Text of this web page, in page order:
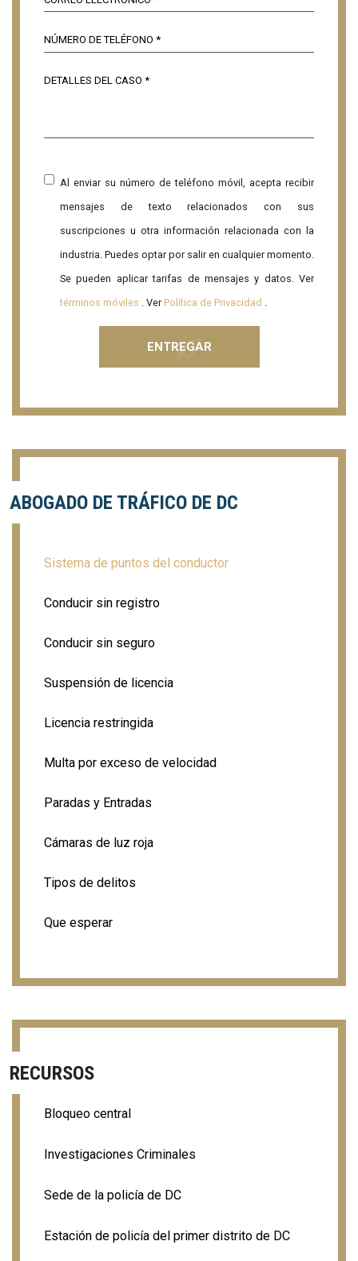
Al enviar su número de teléfono móvil, acepta recibir
mensajes de texto relacionados con sus
suscripciones u otra información relacionada con la
industria. Puedes optar por salir en cualquier momento.
Se pueden aplicar tarifas de mensajes y datos. Ver
términos móviles . VerPolítica de Privacidad .
ABOGADO DE TRÁFICO DE DC
Sistema de puntos del conductor
Conducir sin registro
Conducir sin seguro
Suspensión de licencia
Licencia restringida
Multa por exceso de velocidad
Paradas y Entradas
Cámaras de luz roja
Tipos de delitos
Que esperar
RECURSOS
Bloqueo central
Investigaciones Criminales
Sede de la policía de DC
Estación de policía del primer distrito de DC